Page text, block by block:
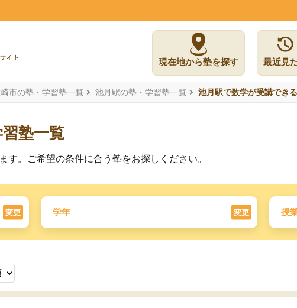
現在地から塾を探す 最近見
市の塾・学習塾一覧 池月駅の塾・学習塾一覧 池月駅で数学が受講でき
塾一覧
。ご希望の条件に合う塾をお探しください。
変更 学年 変更 授